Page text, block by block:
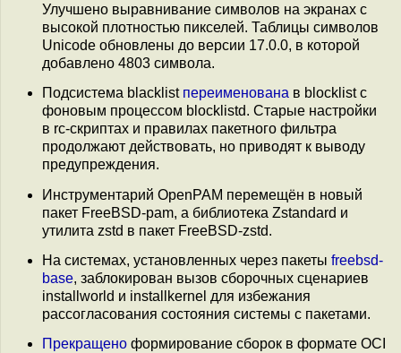
Улучшено выравнивание символов на экранах с
высокой плотностью пикселей. Таблицы символов
Unicode обновлены до версии 17.0.0, в которой
добавлено 4803 символа.
Подсистема blacklist переименована в blocklist с
фоновым процессом blocklistd. Старые настройки
в rc-скриптах и правилах пакетного фильтра
продолжают действовать, но приводят к выводу
предупреждения.
Инструментарий OpenPAM перемещён в новый
пакет FreeBSD-pam, а библиотека Zstandard и
утилита zstd в пакет FreeBSD-zstd.
На системах, установленных через пакеты freebsd-
base, заблокирован вызов сборочных сценариев
installworld и installkernel для избежания
рассогласования состояния системы с пакетами.
Прекращено формирование сборок в формате OCI